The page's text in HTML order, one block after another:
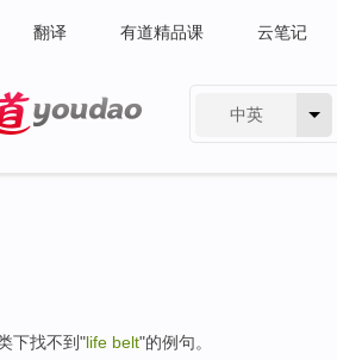
翻译 有道精品课 云笔记
中英
下找不到"life belt"的例句。